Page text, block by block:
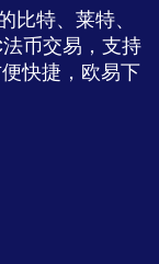
比特、莱特、
币交易，支持
快捷，欧易下